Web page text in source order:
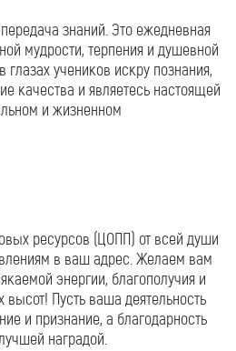
знаний. Это ежедневная
мудрости, терпения и душевной
учеников искру познания,
качества и являетесь настоящей
и жизненном
ресурсов (ЦОПП) от всей души
в ваш адрес. Желаем вам
энергии, благополучия и
Пусть ваша деятельность
и признание, а благодарность
наградой.